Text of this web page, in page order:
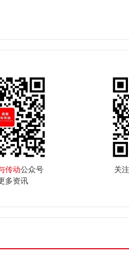
传动公众号
多资讯
关注